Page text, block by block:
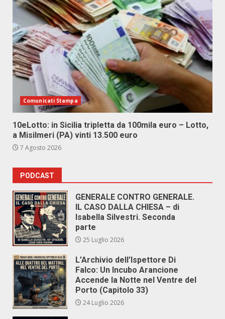
Comunicati Stampa
10eLotto: in Sicilia tripletta da 100mila euro – Lotto,
a Misilmeri (PA) vinti 13.500 euro
7 Agosto 2026
PODCAST
GENERALE CONTRO GENERALE.
IL CASO DALLA CHIESA – di
Isabella Silvestri. Seconda
parte
25 Luglio 2026
L’Archivio dell’Ispettore Di
Falco: Un Incubo Arancione
Accende la Notte nel Ventre del
Porto (Capitolo 33)
24 Luglio 2026